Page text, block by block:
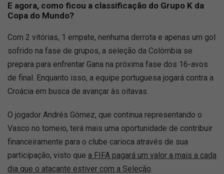
E agora, como ficou a classificação do Grupo K da
Copa do Mundo?
Com 2 vitórias, 1 empate, nenhuma derrota e apenas um gol
sofrido na fase de grupos, a seleção da Colômbia se
prepara para enfrentar Gana na próxima fase dos 16-avos
de final. Enquanto isso, a equipe portuguesa jogará contra a
Croácia em busca de avançar às oitavas.
O jogador Andrés Gómez, que continua representando o
Vasco no torneio, terá mais uma oportunidade de contribuir
financeiramente para o clube carioca através de sua
participação, visto que a FIFA pagará um valor a mais a cada
dia que o atacante estiver com a Seleção.